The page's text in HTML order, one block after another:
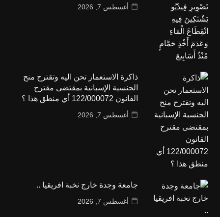
أغسطس 7, 2026
ذاكرة الاستعمار تحن اليه وتقترح منح
الجنسية الإسبانية بمقتضى مقترح
القانون 122/000072 أي منطق هذا ؟
أغسطس 7, 2026
جامعة وجدة خارج نخبة افريقيا ..
أغسطس 7, 2026